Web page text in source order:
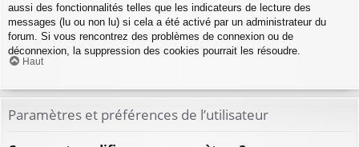
aussi des fonctionnalités telles que les indicateurs de lecture des
messages (lu ou non lu) si cela a été activé par un administrateur du
forum. Si vous rencontrez des problèmes de connexion ou de
déconnexion, la suppression des cookies pourrait les résoudre.
Haut
Paramètres et préférences de l’utilisateur